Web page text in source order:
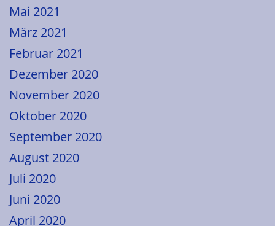
Mai 2021
März 2021
Februar 2021
Dezember 2020
November 2020
Oktober 2020
September 2020
August 2020
Juli 2020
Juni 2020
April 2020